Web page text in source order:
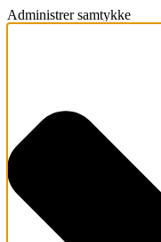
Administrer samtykke